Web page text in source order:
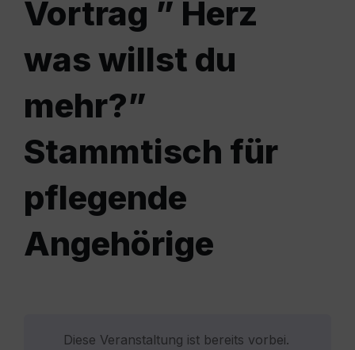
Vortrag ” Herz
was willst du
mehr?”
Stammtisch für
pflegende
Angehörige
Diese Veranstaltung ist bereits vorbei.